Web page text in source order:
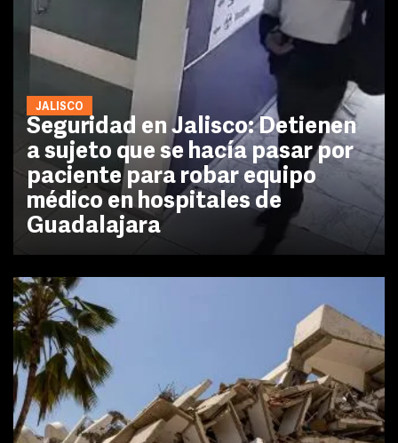
JALISCO
Seguridad en Jalisco: Detienen
a sujeto que se hacía pasar por
paciente para robar equipo
médico en hospitales de
Guadalajara